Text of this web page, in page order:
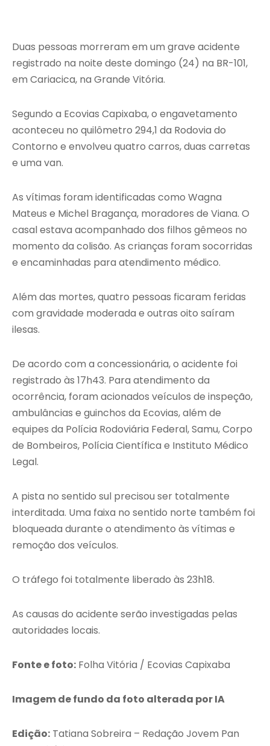
Duas pessoas morreram em um grave acidente
registrado na noite deste domingo (24) na BR-101,
em Cariacica, na Grande Vitória.
Segundo a Ecovias Capixaba, o engavetamento
aconteceu no quilômetro 294,1 da Rodovia do
Contorno e envolveu quatro carros, duas carretas
e uma van.
As vítimas foram identificadas como Wagna
Mateus e Michel Bragança, moradores de Viana. O
casal estava acompanhado dos filhos gêmeos no
momento da colisão. As crianças foram socorridas
e encaminhadas para atendimento médico.
Além das mortes, quatro pessoas ficaram feridas
com gravidade moderada e outras oito saíram
ilesas.
De acordo com a concessionária, o acidente foi
registrado às 17h43. Para atendimento da
ocorrência, foram acionados veículos de inspeção,
ambulâncias e guinchos da Ecovias, além de
equipes da Polícia Rodoviária Federal, Samu, Corpo
de Bombeiros, Polícia Científica e Instituto Médico
Legal.
A pista no sentido sul precisou ser totalmente
interditada. Uma faixa no sentido norte também foi
bloqueada durante o atendimento às vítimas e
remoção dos veículos.
O tráfego foi totalmente liberado às 23h18.
As causas do acidente serão investigadas pelas
autoridades locais.
Fonte e foto: Folha Vitória / Ecovias Capixaba
Imagem de fundo da foto alterada por IA
Edição: Tatiana Sobreira – Redação Jovem Pan